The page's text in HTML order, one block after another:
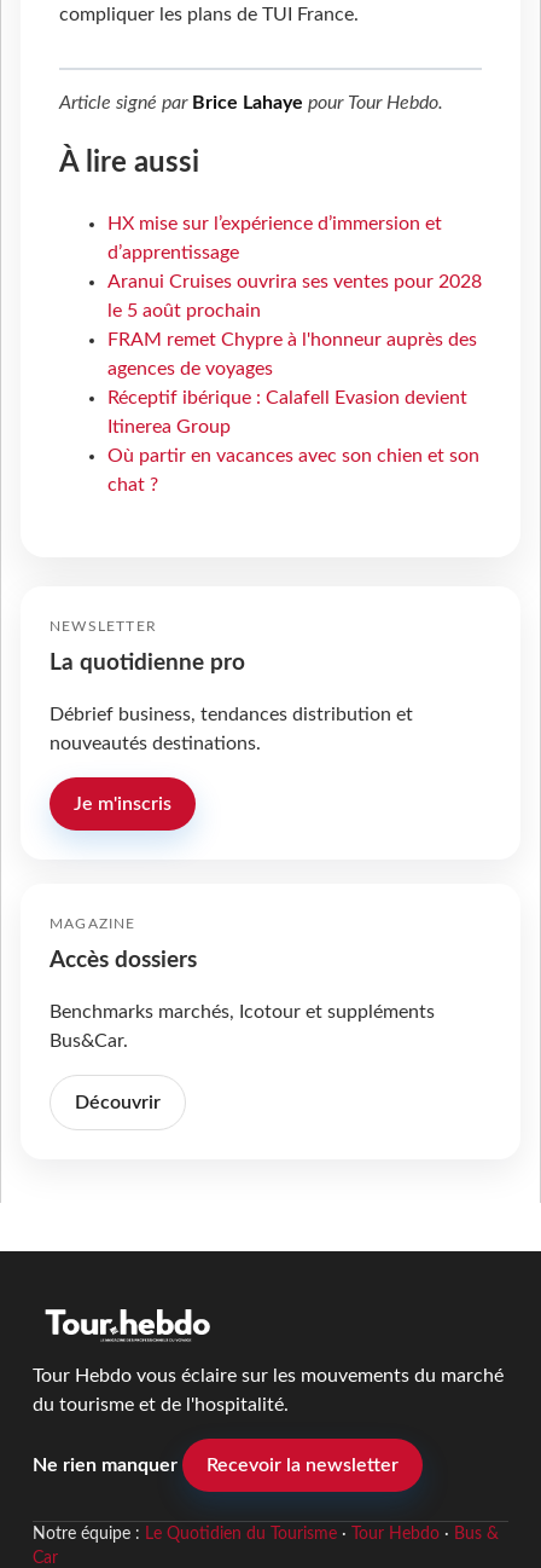
compliquer les plans de TUI France.
Article signé par Brice Lahaye pour Tour Hebdo.
À lire aussi
HX mise sur l’expérience d’immersion et
d’apprentissage
Aranui Cruises ouvrira ses ventes pour 2028
le 5 août prochain
FRAM remet Chypre à l'honneur auprès des
agences de voyages
Réceptif ibérique : Calafell Evasion devient
Itinerea Group
Où partir en vacances avec son chien et son
chat ?
NEWSLETTER
La quotidienne pro
Débrief business, tendances distribution et
nouveautés destinations.
Je m'inscris
MAGAZINE
Accès dossiers
Benchmarks marchés, Icotour et suppléments
Bus&Car.
Découvrir
Tour Hebdo vous éclaire sur les mouvements du marché
du tourisme et de l'hospitalité.
Ne rien manquer Recevoir la newsletter
Notre équipe : Le Quotidien du Tourisme· Tour Hebdo· Bus &
Car